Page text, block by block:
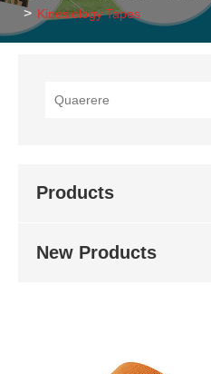
Kinesiology Tapes
Products
New Products